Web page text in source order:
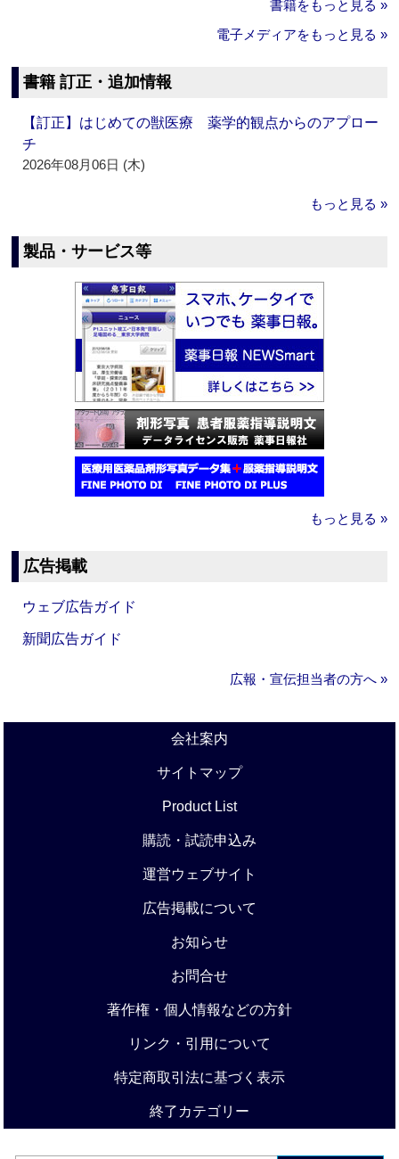
書籍をもっと見る »
電子メディアをもっと見る »
書籍 訂正・追加情報
【訂正】はじめての獣医療 薬学的観点からのアプロー
チ
2026年08月06日 (木)
もっと見る »
製品・サービス等
もっと見る »
広告掲載
ウェブ広告ガイド
新聞広告ガイド
広報・宣伝担当者の方へ »
会社案内
サイトマップ
Product List
購読・試読申込み
運営ウェブサイト
広告掲載について
お知らせ
お問合せ
著作権・個人情報などの方針
リンク・引用について
特定商取引法に基づく表示
終了カテゴリー